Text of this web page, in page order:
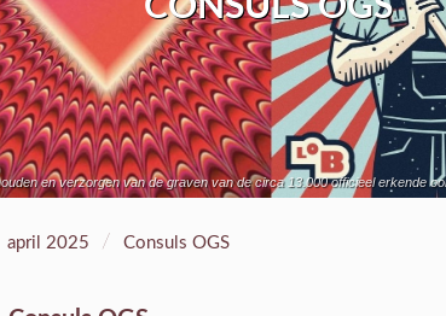
en verzorgen van de graven van de circa 13.000 officieel erkende
april 2025 / Consuls OGS